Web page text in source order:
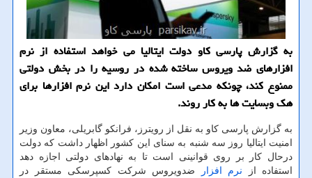
به گزارش پارسی کاو دولت ایتالیا می خواهد استفاده از نرم
افزارهای ضد ویروس ساخته شده در روسیه را در بخش دولتی
ممنوع کند، چونکه مدعی است امکان دارد این نرم افزارها برای
هک وبسایت ها به کار روند.
به گزارش پارسی کاو به نقل از رویترز، فرانکو گابریلی، معاون وزیر
امنیت ایتالیا روز سه شنبه به سنای این کشور اظهار داشت که دولت
درحال کار بر روی قوانینی است تا به نهادهای دولتی اجازه دهد
استفاده از نرم افزار
ضدویروس شرکت کسپرسکی مستقر در